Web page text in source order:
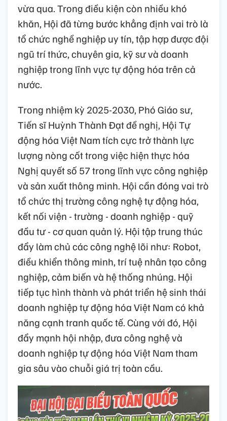
vừa qua. Trong điều kiện còn nhiều khó
khăn, Hội đã từng bước khẳng định vai trò là
tổ chức nghề nghiệp uy tín, tập hợp được đội
ngũ trí thức, chuyên gia, kỹ sư và doanh
nghiệp trong lĩnh vực tự động hóa trên cả
nước.
Trong nhiệm kỳ 2025-2030, Phó Giáo sư,
Tiến sĩ Huỳnh Thành Đạt đề nghị, Hội Tự
động hóa Việt Nam tích cực trở thành lực
lượng nòng cốt trong việc hiện thực hóa
Nghị quyết số 57 trong lĩnh vực công nghiệp
và sản xuất thông minh. Hội cần đóng vai trò
tổ chức thị trường công nghệ tự động hóa,
kết nối viện - trường - doanh nghiệp - quỹ
đầu tư - cơ quan quản lý. Hội tập trung thúc
đẩy làm chủ các công nghệ lõi như: Robot,
điều khiển thông minh, trí tuệ nhân tạo công
nghiệp, cảm biến và hệ thống nhúng. Hội
tiếp tục hình thành và phát triển hệ sinh thái
doanh nghiệp tự động hóa Việt Nam có khả
năng cạnh tranh quốc tế. Cùng với đó, Hội
đẩy mạnh hội nhập, đưa công nghệ và
doanh nghiệp tự động hóa Việt Nam tham
gia sâu vào chuỗi giá trị toàn cầu.